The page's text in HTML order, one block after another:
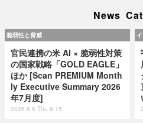
News
脆弱性と脅威
官民連携の米 AI × 脆弱性対策
の国家戦略「GOLD EAGLE」
ほか [Scan PREMIUM Month
ly Executive Summary 2026
年7月度]
2026.8.6 Thu 8:15